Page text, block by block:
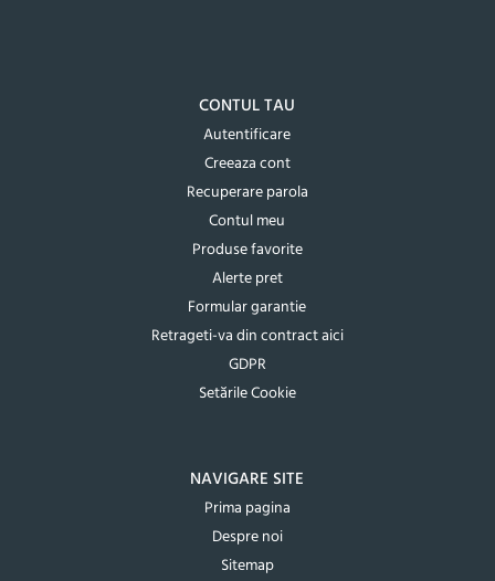
CONTUL TAU
Autentificare
Creeaza cont
Recuperare parola
Contul meu
Produse favorite
Alerte pret
Formular garantie
Retrageti-va din contract aici
GDPR
Setările Cookie
NAVIGARE SITE
Prima pagina
Despre noi
Sitemap